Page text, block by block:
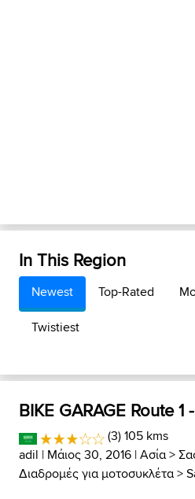
In This Region
Newest Top-Rated
Twistiest
BIKE GARAGE Route 1
(3) 105 kms
adil | Μάιος 30, 2016 |Ασία>
Διαδρομές για μοτοσυκλέτα>